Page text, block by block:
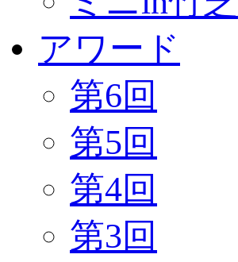
アワード
第6回
第5回
第4回
第3回